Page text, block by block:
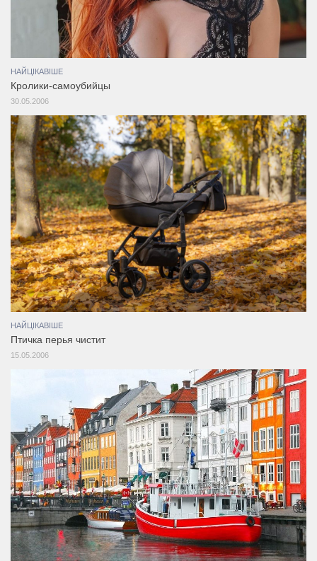
НАЙЦІКАВІШЕ
Кролики-самоубийцы
30.05.2006
НАЙЦІКАВІШЕ
Птичка перья чистит
15.05.2006